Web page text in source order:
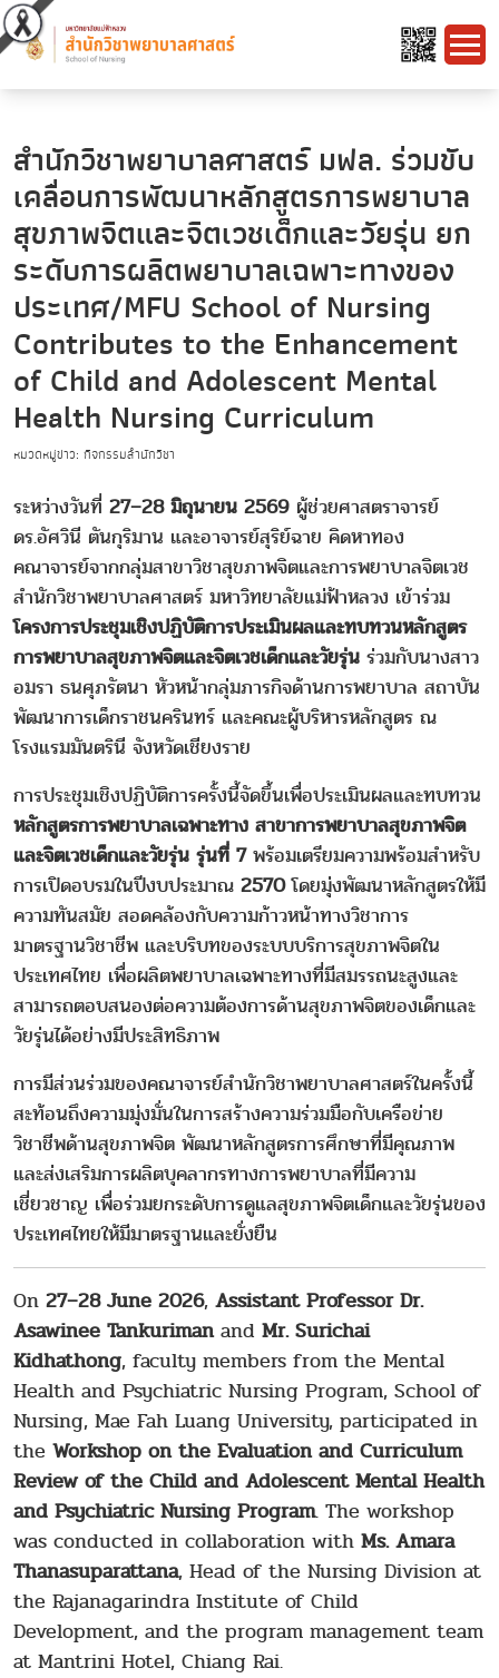
สำนักวิชาพยาบาลศาสตร์ มฟล. ร่วมขับ
เคลื่อนการพัฒนาหลักสูตรการพยาบาล
สุขภาพจิตและจิตเวชเด็กและวัยรุ่น ยก
ระดับการผลิตพยาบาลเฉพาะทางของ
ประเทศ/MFU School of Nursing
Contributes to the Enhancement
of Child and Adolescent Mental
Health Nursing Curriculum
หมวดหมู่ข่าว: กิจกรรมสำนักวิชา
ระหว่างวันที่ 27–28 มิถุนายน 2569 ผู้ช่วยศาสตราจารย์
ดร.อัศวินี ตันกุริมาน และอาจารย์สุริย์ฉาย คิดหาทอง
คณาจารย์จากกลุ่มสาขาวิชาสุขภาพจิตและการพยาบาลจิตเวช
สำนักวิชาพยาบาลศาสตร์ มหาวิทยาลัยแม่ฟ้าหลวง เข้าร่วม
โครงการประชุมเชิงปฏิบัติการประเมินผลและทบทวนหลักสูตร
การพยาบาลสุขภาพจิตและจิตเวชเด็กและวัยรุ่น ร่วมกับนางสาว
อมรา ธนศุภรัตนา หัวหน้ากลุ่มภารกิจด้านการพยาบาล สถาบัน
พัฒนาการเด็กราชนครินทร์ และคณะผู้บริหารหลักสูตร ณ
โรงแรมมันตรินี จังหวัดเชียงราย
การประชุมเชิงปฏิบัติการครั้งนี้จัดขึ้นเพื่อประเมินผลและทบทวน
หลักสูตรการพยาบาลเฉพาะทาง สาขาการพยาบาลสุขภาพจิต
และจิตเวชเด็กและวัยรุ่น รุ่นที่ 7พร้อมเตรียมความพร้อมสำหรับ
การเปิดอบรมในปีงบประมาณ 2570โดยมุ่งพัฒนาหลักสูตรให้มี
ความทันสมัย สอดคล้องกับความก้าวหน้าทางวิชาการ
มาตรฐานวิชาชีพ และบริบทของระบบบริการสุขภาพจิตใน
ประเทศไทย เพื่อผลิตพยาบาลเฉพาะทางที่มีสมรรถนะสูงและ
สามารถตอบสนองต่อความต้องการด้านสุขภาพจิตของเด็กและ
วัยรุ่นได้อย่างมีประสิทธิภาพ
การมีส่วนร่วมของคณาจารย์สำนักวิชาพยาบาลศาสตร์ในครั้งนี้
สะท้อนถึงความมุ่งมั่นในการสร้างความร่วมมือกับเครือข่าย
วิชาชีพด้านสุขภาพจิต พัฒนาหลักสูตรการศึกษาที่มีคุณภาพ
และส่งเสริมการผลิตบุคลากรทางการพยาบาลที่มีความ
เชี่ยวชาญ เพื่อร่วมยกระดับการดูแลสุขภาพจิตเด็กและวัยรุ่นของ
ประเทศไทยให้มีมาตรฐานและยั่งยืน
On 27–28 June 2026, Assistant Professor Dr.
Asawinee Tankurimanand Mr. Surichai
Kidhathong, faculty members from the Mental
Health and Psychiatric Nursing Program, School of
Nursing, Mae Fah Luang University, participated in
the Workshop on the Evaluation and Curriculum
Review of the Child and Adolescent Mental Health
and Psychiatric Nursing Program. The workshop
was conducted in collaboration with Ms. Amara
Thanasuparattana, Head of the Nursing Division at
the Rajanagarindra Institute of Child
Development, and the program management team
at Mantrini Hotel, Chiang Rai.